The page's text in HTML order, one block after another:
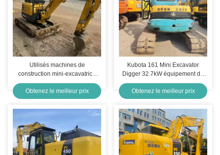
Utilisés machines de
construction mini-excavatrice
creuseuse SDLG 16 85kW Pour
les travaux miniers
Obtenez le meilleur prix
Kubota 161 Mini Excavator
Digger 32.7kW équipement de
déplacement de terre ancienne
Obtenez le meilleur prix